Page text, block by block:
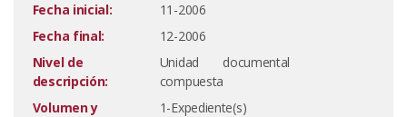
Fecha inicial:
11-2006
Fecha final:
12-2006
Nivel de
descripción:
Unidad documental
compuesta
Volumen y
1-Expediente(s)